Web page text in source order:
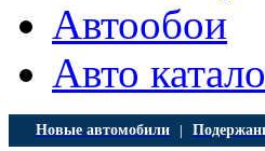
Автообои
Авто
Новые автомобили